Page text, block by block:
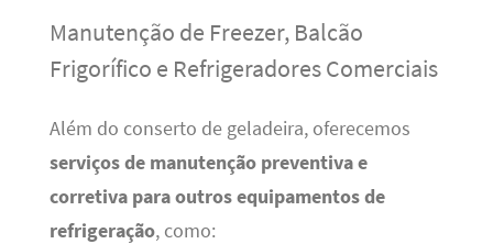
Manutenção de Freezer, Balcão
Frigorífico e Refrigeradores Comerciais
Além do conserto de geladeira, oferecemos
serviços de manutenção preventiva e
corretiva para outros equipamentos de
refrigeração, como: